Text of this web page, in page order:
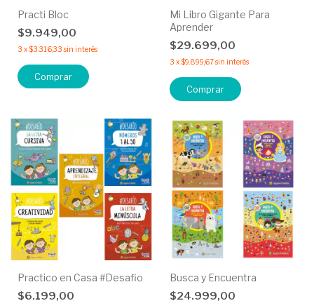
Practi Bloc
$9.949,00
3 x$3.316,33 sin interés
Comprar
Mi Libro Gigante Para
Aprender
$29.699,00
3 x$9.899,67sin interés
Comprar
Practico en Casa #Desafio
$6.199,00
Busca y Encuentra
$24.999,00